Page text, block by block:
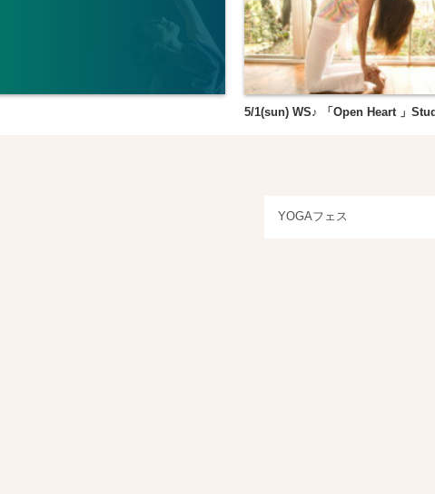
5/1(sun) WS♪ 「Open Heart 」
YOGAフェス